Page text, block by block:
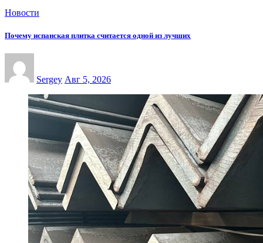
Новости
Почему испанская плитка считается одной из лучших
Sergey Авг 5, 2026